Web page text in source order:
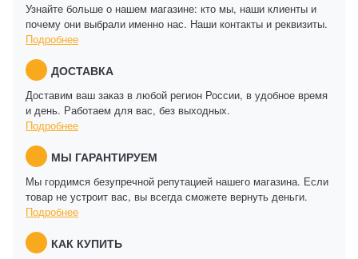
Узнайте больше о нашем магазине: кто мы, наши клиенты и
почему они выбрали именно нас. Наши контакты и реквизиты.
Подробнее
ДОСТАВКА
Доставим ваш заказ в любой регион России, в удобное время
и день. Работаем для вас, без выходных.
Подробнее
МЫ ГАРАНТИРУЕМ
Мы гордимся безупречной репутацией нашего магазина. Если
товар не устроит вас, вы всегда сможете вернуть деньги.
Подробнее
КАК КУПИТЬ